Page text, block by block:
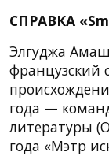
СПРАВКА
Элгуджа
французский
года —
литературы
года «Мэтр